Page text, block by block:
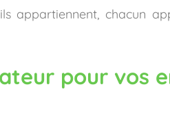
appartiennent, chacun
pour vos